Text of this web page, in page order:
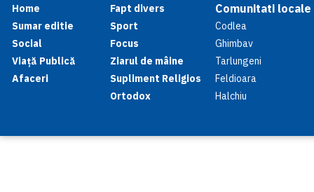
Home
Sumar editie
Social
Viață Publică
Afaceri
Fapt divers
Sport
Focus
Ziarul de mâine
Supliment Religios
Ortodox
Comunitati locale
Codlea
Ghimbav
Tarlungeni
Feldioara
Halchiu